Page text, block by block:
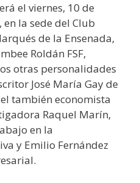
el viernes, 10 de
la sede del Club
de la Ensenada,
Roldán FSF,
otras personalidades
José María Gay de
también economista
Raquel Marín,
en la
y Emilio Fernández